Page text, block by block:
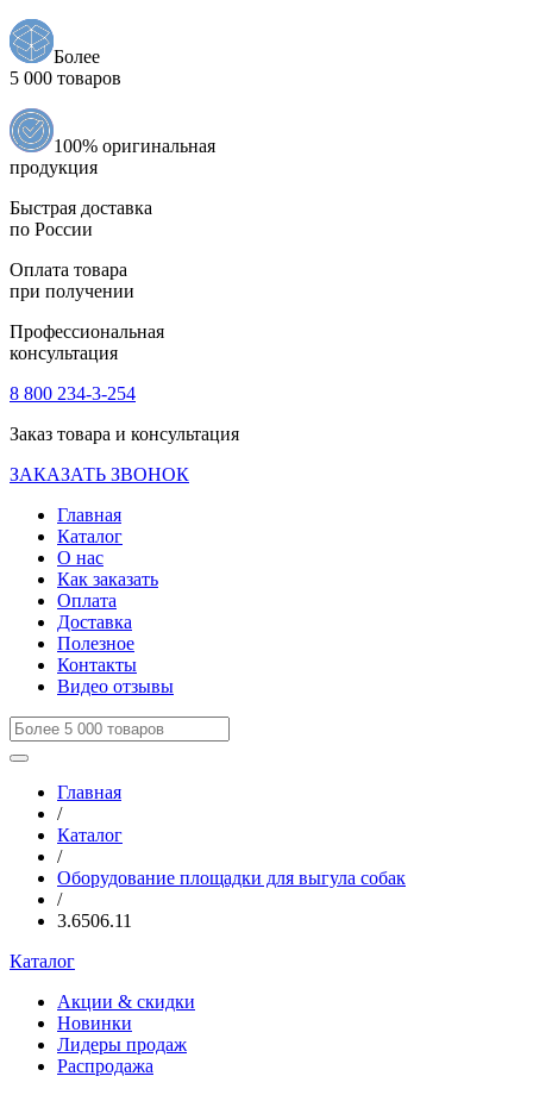
Более
5 000 товаров
100% оригинальная
продукция
Быстрая доставка
по России
Оплата товара
при получении
Профессиональная
консультация
8 800 234-3-254
Заказ товара и консультация
ЗАКАЗАТЬ ЗВОНОК
Главная
Каталог
О нас
Как заказать
Оплата
Доставка
Полезное
Контакты
Видео отзывы
Главная
/
Каталог
/
Оборудование площадки для выгула собак
/
3.6506.11
Каталог
Акции & скидки
Новинки
Лидеры продаж
Распродажа